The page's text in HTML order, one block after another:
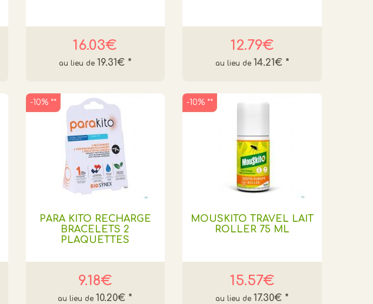
16.03€
19.31€ *
12.79€
14.21€ *
PARA KITO RECHARGE
BRACELETS 2
PLAQUETTES
9.18€
10.20€ *
-10% **
MOUSKITO TRAVEL LAIT
ROLLER 75 ML
15.57€
17.30€ *
-10% **